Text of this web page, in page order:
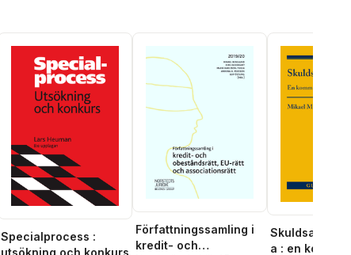
Specialprocess :
utsökning och konkurs
Författningssamling i
kredit- och
a : en